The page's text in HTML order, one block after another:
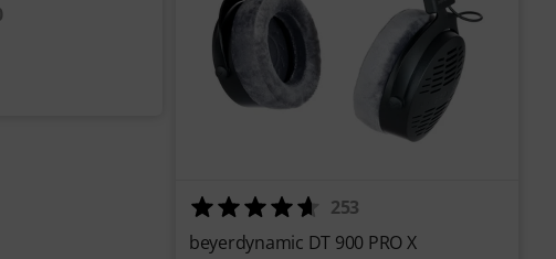
253
beyerdynamic DT 900 PRO X